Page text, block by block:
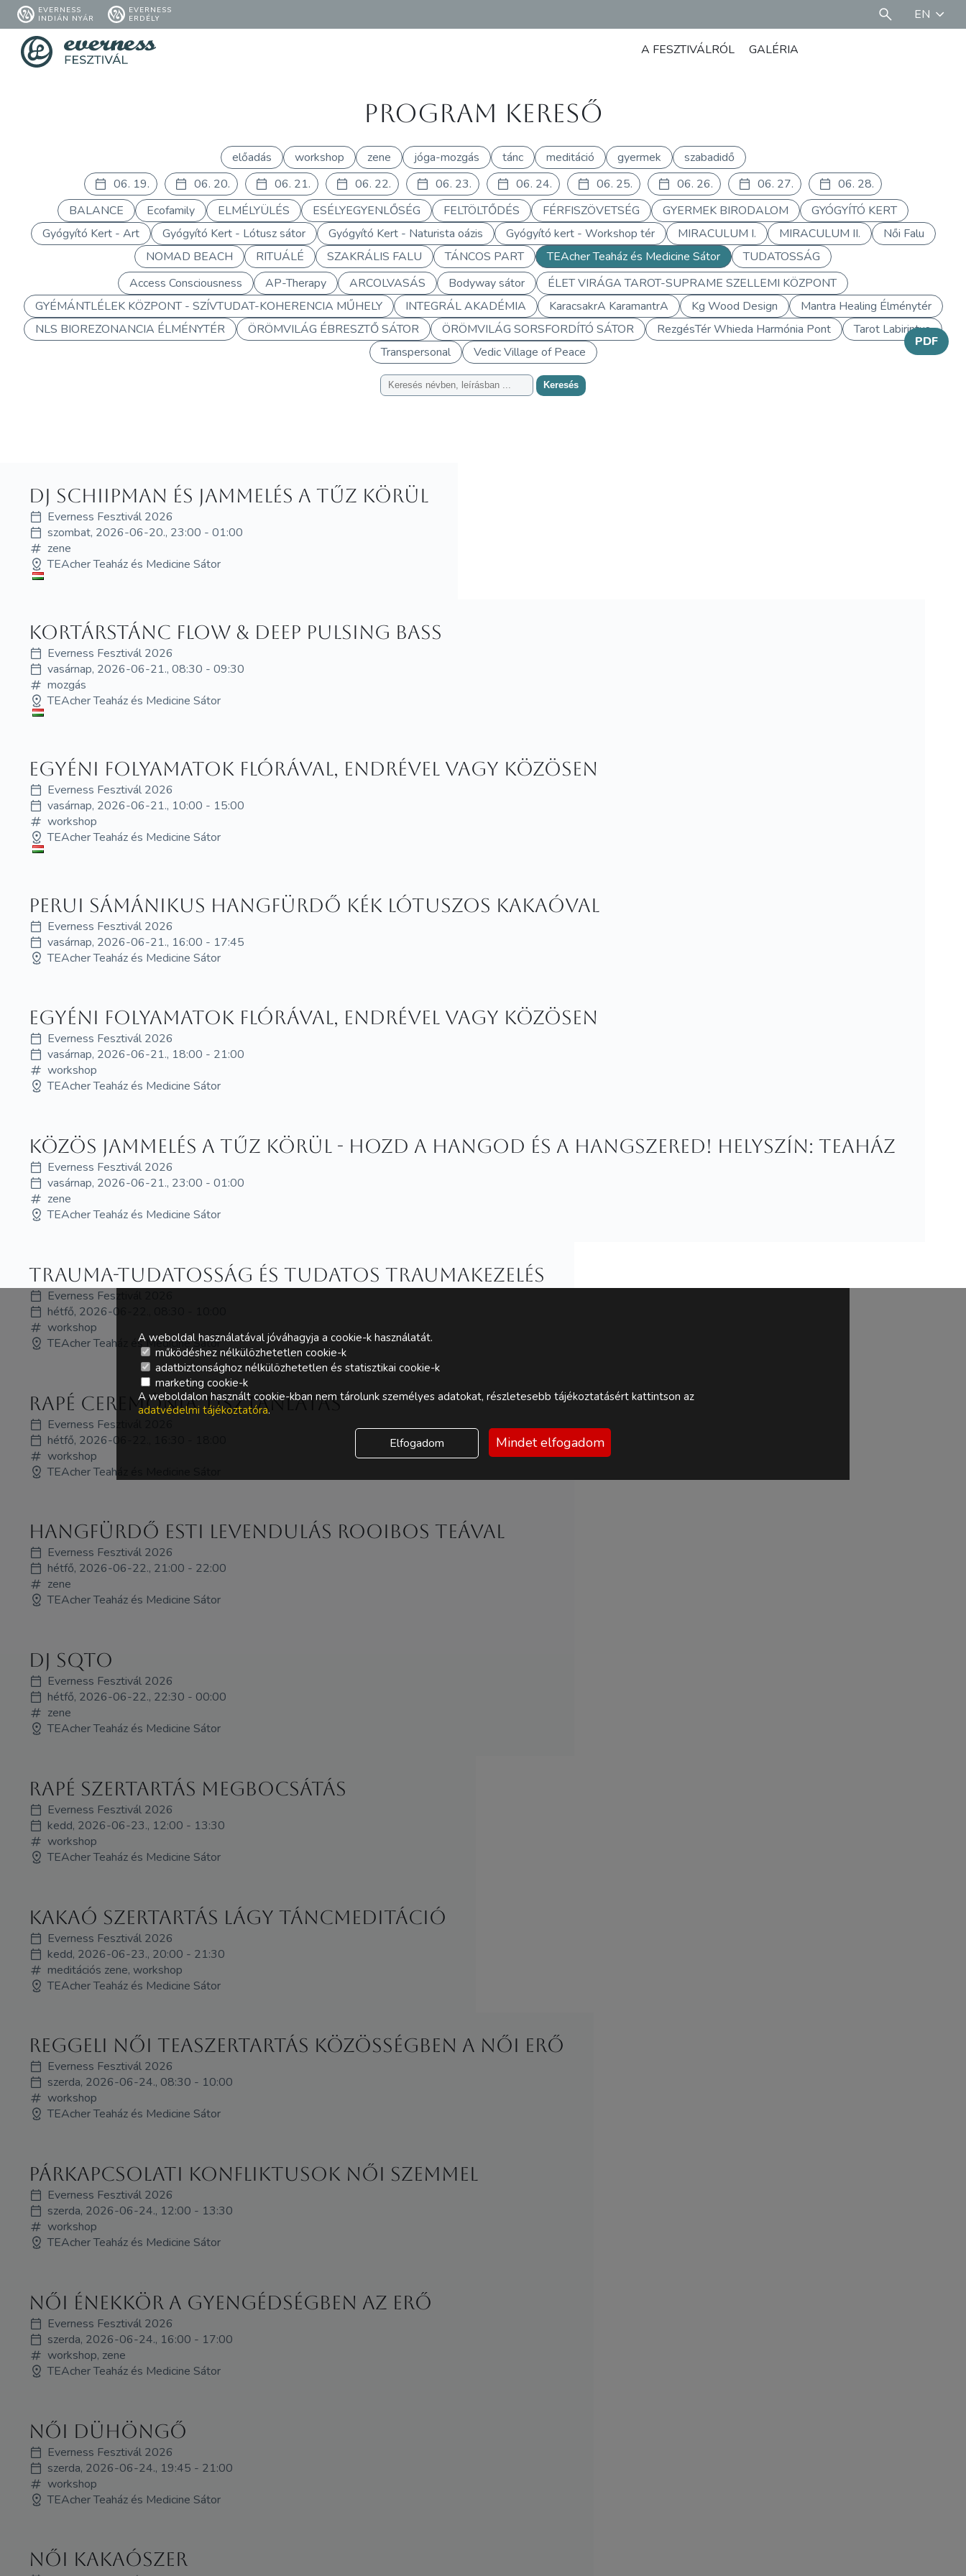
EVERNESS
INDIÁN NYÁR
EVERNESS
ERDÉLY
EN
A FESZTIVÁLRÓL GALÉRIA
Program kereső
előadás workshop zene jóga-mozgás tánc meditáció gyermek
szabadidő
06. 19.
06. 20. 06. 21. 06. 22. 06. 23. 06. 24. 06. 25. 06. 26. 06. 27.
06. 28.
BALANCE
Ecofamily ELMÉLYÜLÉS ESÉLYEGYENLŐSÉG FELTÖLTŐDÉS FÉRFISZÖVETSÉG GYERMEK BIRODALOM
GYÓGYÍTÓ KERT
Gyógyító Kert - Art
Gyógyító Kert - Lótusz sátor Gyógyító Kert - Naturista oázis Gyógyító kert - Workshop tér MIRACULUM I. MIRACULUM II.
Női Falu
NOMAD BEACH
RITUÁLÉ SZAKRÁLIS FALU TÁNCOS PART TEAcher Teaház és Medicine Sátor
TUDATOSSÁG
Access Consciousness
AP-Therapy ARCOLVASÁS Bodyway sátor
ÉLET VIRÁGA TAROT-SUPRAME SZELLEMI KÖZPONT
GYÉMÁNTLÉLEK KÖZPONT - SZÍVTUDAT-KOHERENCIA MŰHELY
INTEGRÁL AKADÉMIA KaracsakrA KaramantrA Kg Wood Design
Mantra Healing Élménytér
NLS BIOREZONANCIA ÉLMÉNYTÉR
ÖRÖMVILÁG ÉBRESZTŐ SÁTOR ÖRÖMVILÁG SORSFORDÍTÓ SÁTOR RezgésTér Whieda Harmónia Pont
Tarot Labirintus
Transpersonal
Vedic Village of Peace
Keresés
PDF
DJ Schiipman és jammelés a tűz körül
Everness Fesztivál 2026
szombat, 2026-06-20., 23:00 - 01:00
zene
TEAcher Teaház és Medicine Sátor
Kortárstánc Flow & Deep Pulsing Bass
Everness Fesztivál 2026
vasárnap, 2026-06-21., 08:30 - 09:30
mozgás
TEAcher Teaház és Medicine Sátor
Egyéni folyamatok Flórával, Endrével vagy közösen
Everness Fesztivál 2026
vasárnap, 2026-06-21., 10:00 - 15:00
workshop
TEAcher Teaház és Medicine Sátor
Perui Sámánikus Hangfürdő kék lótuszos kakaóval
Everness Fesztivál 2026
vasárnap, 2026-06-21., 16:00 - 17:45
TEAcher Teaház és Medicine Sátor
Egyéni folyamatok Flórával, Endrével vagy közösen
Everness Fesztivál 2026
vasárnap, 2026-06-21., 18:00 - 21:00
workshop
TEAcher Teaház és Medicine Sátor
Közös jammelés a tűz körül - hozd a hangod és a hangszered! Helyszín: Teaház
Everness Fesztivál 2026
vasárnap, 2026-06-21., 23:00 - 01:00
zene
TEAcher Teaház és Medicine Sátor
Trauma-tudatosság és tudatos traumakezelés
Everness Fesztivál 2026
hétfő, 2026-06-22., 08:30 - 10:00
workshop
TEAcher Teaház és Medicine Sátor
Rapé Ceremónia Tisztánlátás
Everness Fesztivál 2026
hétfő, 2026-06-22., 16:30 - 18:00
workshop
TEAcher Teaház és Medicine Sátor
Hangfürdő esti levendulás rooibos teával
Everness Fesztivál 2026
hétfő, 2026-06-22., 21:00 - 22:00
zene
TEAcher Teaház és Medicine Sátor
DJ SQTO
Everness Fesztivál 2026
hétfő, 2026-06-22., 22:30 - 00:00
zene
TEAcher Teaház és Medicine Sátor
Rapé Szertartás Megbocsátás
Everness Fesztivál 2026
kedd, 2026-06-23., 12:00 - 13:30
workshop
TEAcher Teaház és Medicine Sátor
Kakaó Szertartás Lágy Táncmeditáció
Everness Fesztivál 2026
kedd, 2026-06-23., 20:00 - 21:30
meditációs zene, workshop
TEAcher Teaház és Medicine Sátor
Reggeli Női Teaszertartás Közösségben a NŐI erő
Everness Fesztivál 2026
szerda, 2026-06-24., 08:30 - 10:00
workshop
TEAcher Teaház és Medicine Sátor
Párkapcsolati konfliktusok női szemmel
Everness Fesztivál 2026
szerda, 2026-06-24., 12:00 - 13:30
workshop
TEAcher Teaház és Medicine Sátor
Női Énekkör A gyengédségben az erő
Everness Fesztivál 2026
szerda, 2026-06-24., 16:00 - 17:00
workshop, zene
TEAcher Teaház és Medicine Sátor
Női Dühöngő
Everness Fesztivál 2026
szerda, 2026-06-24., 19:45 - 21:00
workshop
TEAcher Teaház és Medicine Sátor
Női kakaószer
A weboldal használatával jóváhagyja a cookie-k használatát.
működéshez nélkülözhetetlen cookie-k
adatbiztonsághoz nélkülözhetetlen és statisztikai cookie-k
marketing cookie-k
A weboldalon használt cookie-kban nem tárolunk személyes adatokat, részletesebb tájékoztatásért kattintson az
adatvédelmi tájékoztatóra.
Elfogadom Mindet elfogadom